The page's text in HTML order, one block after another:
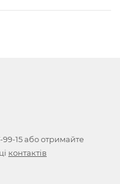
15або отримайте
контактів